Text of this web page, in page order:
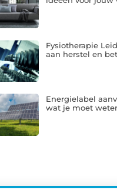
Fysiotherapie
aan herstel en
Energielabel
wat je moet